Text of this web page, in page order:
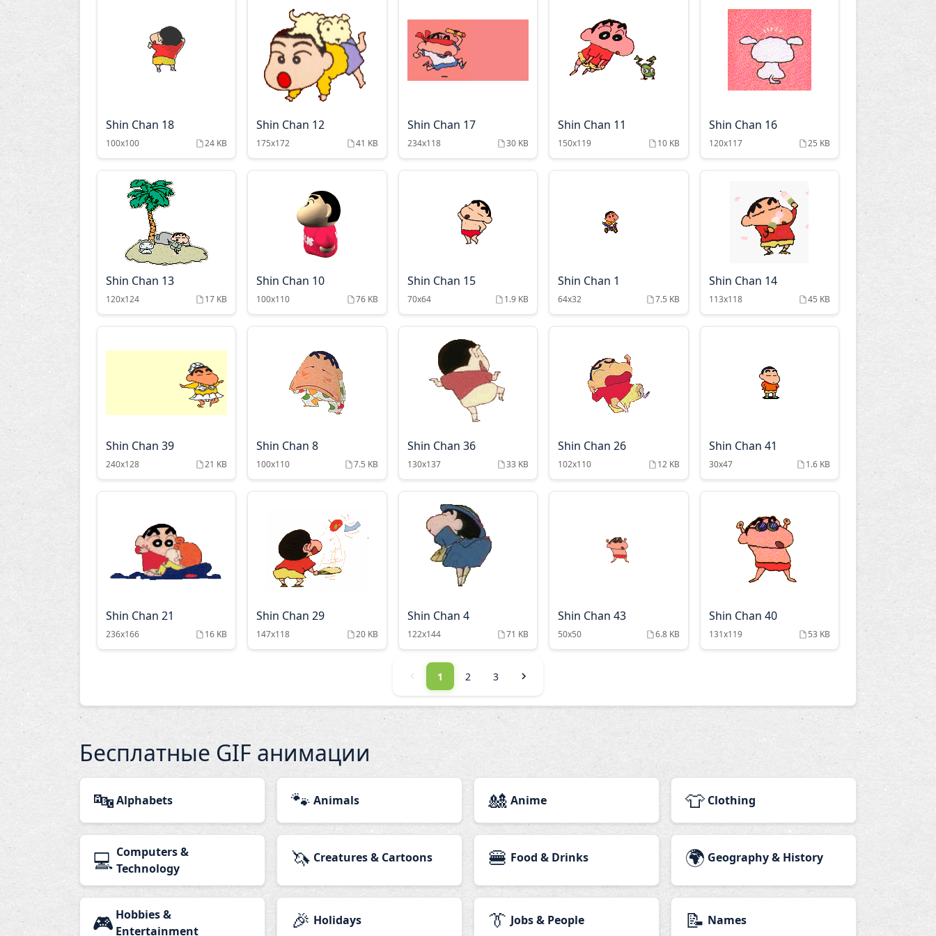
Shin Chan 18
100x100 24 KB
Shin Chan 12
175x172 41 KB
Shin Chan 17
234x118 30 KB
Shin Chan 11
150x119 10 KB
Shin Chan 16
120x117 25 KB
Shin Chan 13
120x124 17 KB
Shin Chan 10
100x110 76 KB
Shin Chan 15
70x64 1.9 KB
Shin Chan 1
64x32 7.5 KB
Shin Chan 14
113x118 45 KB
Shin Chan 39
240x128 21 KB
Shin Chan 8
100x110 7.5 KB
Shin Chan 36
130x137 33 KB
Shin Chan 26
102x110 12 KB
Shin Chan 41
30x47 1.6 KB
Shin Chan 21
236x166 16 KB
Shin Chan 29
147x118 20 KB
Shin Chan 4
122x144 71 KB
Shin Chan 43
50x50 6.8 KB
Shin Chan 40
131x119 53 KB
1 2 3
Бесплатные GIF анимации
🔤Alphabets 🐾 Animals 🎎 Anime 👕 Clothing
💻 Computers &
Technology
🦄 Creatures & Cartoons 🍔 Food & Drinks 🌍 Geography & History
🎮 Hobbies &
Entertainment
🎉 Holidays 👔 Jobs & People 📝 Names